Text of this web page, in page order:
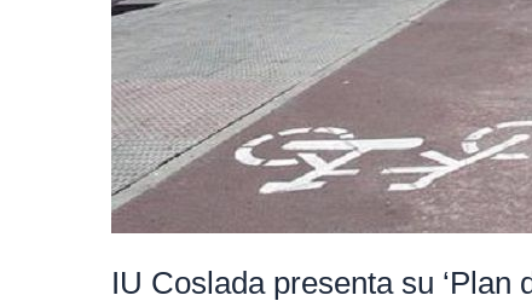
IU Coslada presenta su
nuevos
carriles-
bici
y
aparcamientos
“seguros”